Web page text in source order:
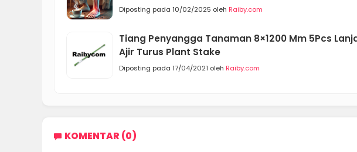
Diposting pada 10/02/2025 oleh Raiby.com
Tiang Penyangga Tanaman 8×1200 Mm 5Pcs
Ajir Turus Plant Stake
Diposting pada 17/04/2021 oleh Raiby.com
KOMENTAR (0)